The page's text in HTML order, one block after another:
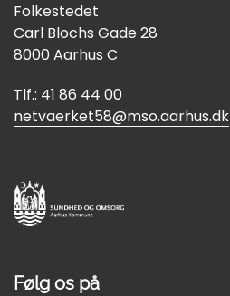
Folkestedet
Carl Blochs Gade 28
8000 Aarhus C
Tlf.: 41 86 44 00
netvaerket58@mso.aarhus.dk
Følg os på